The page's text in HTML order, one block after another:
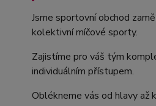
Jsme sportovní obchod
kolektivní míčové sporty.
Zajistíme pro váš tým
individuálním přístupem.
Oblékneme vás od hlavy až